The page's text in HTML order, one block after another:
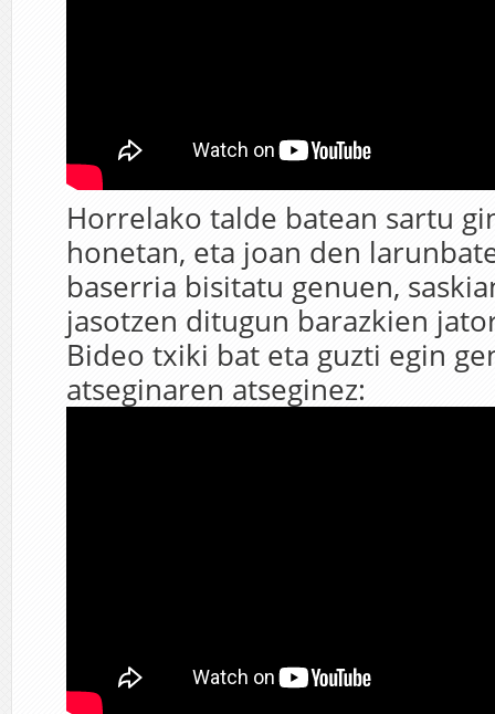
Horrelako talde batean sartu
honetan, eta joan den
baserria bisitatu genuen,
jasotzen ditugun barazkien
Bideo txiki bat eta guzti egin
atseginaren atseginez: